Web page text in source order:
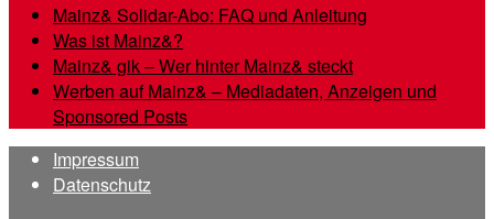
Mainz& Solidar-Abo: FAQ und Anleitung
Was ist Mainz&?
Mainz& gik – Wer hinter Mainz& steckt
Werben auf Mainz& – Mediadaten, Anzeigen und
Sponsored Posts
Impressum
Datenschutz